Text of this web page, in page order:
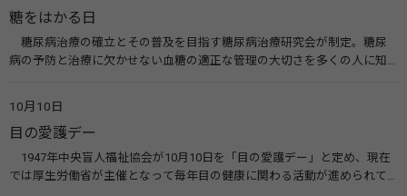
糖をはかる日
糖尿病治療の確立とその普及を目指す糖尿病治療研究会が制定。糖尿
病の予防と治療に欠かせない血糖の適正な管理の大切さを多くの人に知
療研究会） 糖尿病ネットワーク
10月10日
目の愛護デー
1947年中央盲人福祉協会が10月10日を「目の愛護デー」と定め、現在
では厚生労働省が主催となって毎年目の健康に関わる活動が進められて